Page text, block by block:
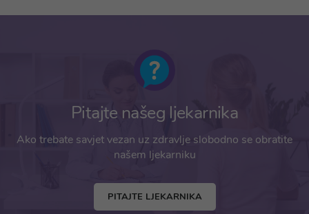
Pitajte našeg ljekarnika
Ako trebate savjet vezan uz zdravlje slobodno se obratite
našem ljekarniku
PITAJTE LJEKARNIKA